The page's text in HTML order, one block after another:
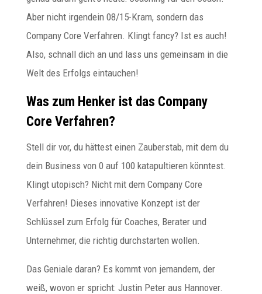
Aber nicht irgendein 08/15-Kram, sondern das
Company Core Verfahren. Klingt fancy? Ist es auch!
Also, schnall dich an und lass uns gemeinsam in die
Welt des Erfolgs eintauchen!
Was zum Henker ist das Company
Core Verfahren?
Stell dir vor, du hättest einen Zauberstab, mit dem du
dein Business von 0 auf 100 katapultieren könntest.
Klingt utopisch? Nicht mit dem Company Core
Verfahren! Dieses innovative Konzept ist der
Schlüssel zum Erfolg für Coaches, Berater und
Unternehmer, die richtig durchstarten wollen.
Das Geniale daran? Es kommt von jemandem, der
weiß, wovon er spricht: Justin Peter aus Hannover.